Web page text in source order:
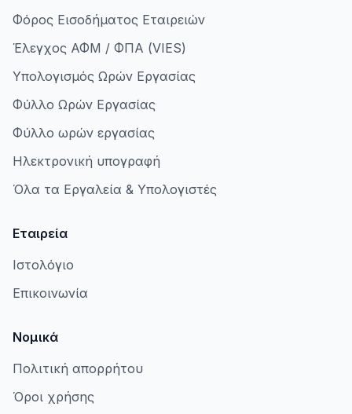
Φόρος Εισοδήματος Εταιρειών
Έλεγχος ΑΦΜ / ΦΠΑ (VIES)
Υπολογισμός Ωρών Εργασίας
Φύλλο Ωρών Εργασίας
Φύλλο ωρών εργασίας
Ηλεκτρονική υπογραφή
Όλα τα Εργαλεία & Υπολογιστές
Εταιρεία
Ιστολόγιο
Επικοινωνία
Νομικά
Πολιτική απορρήτου
Όροι χρήσης